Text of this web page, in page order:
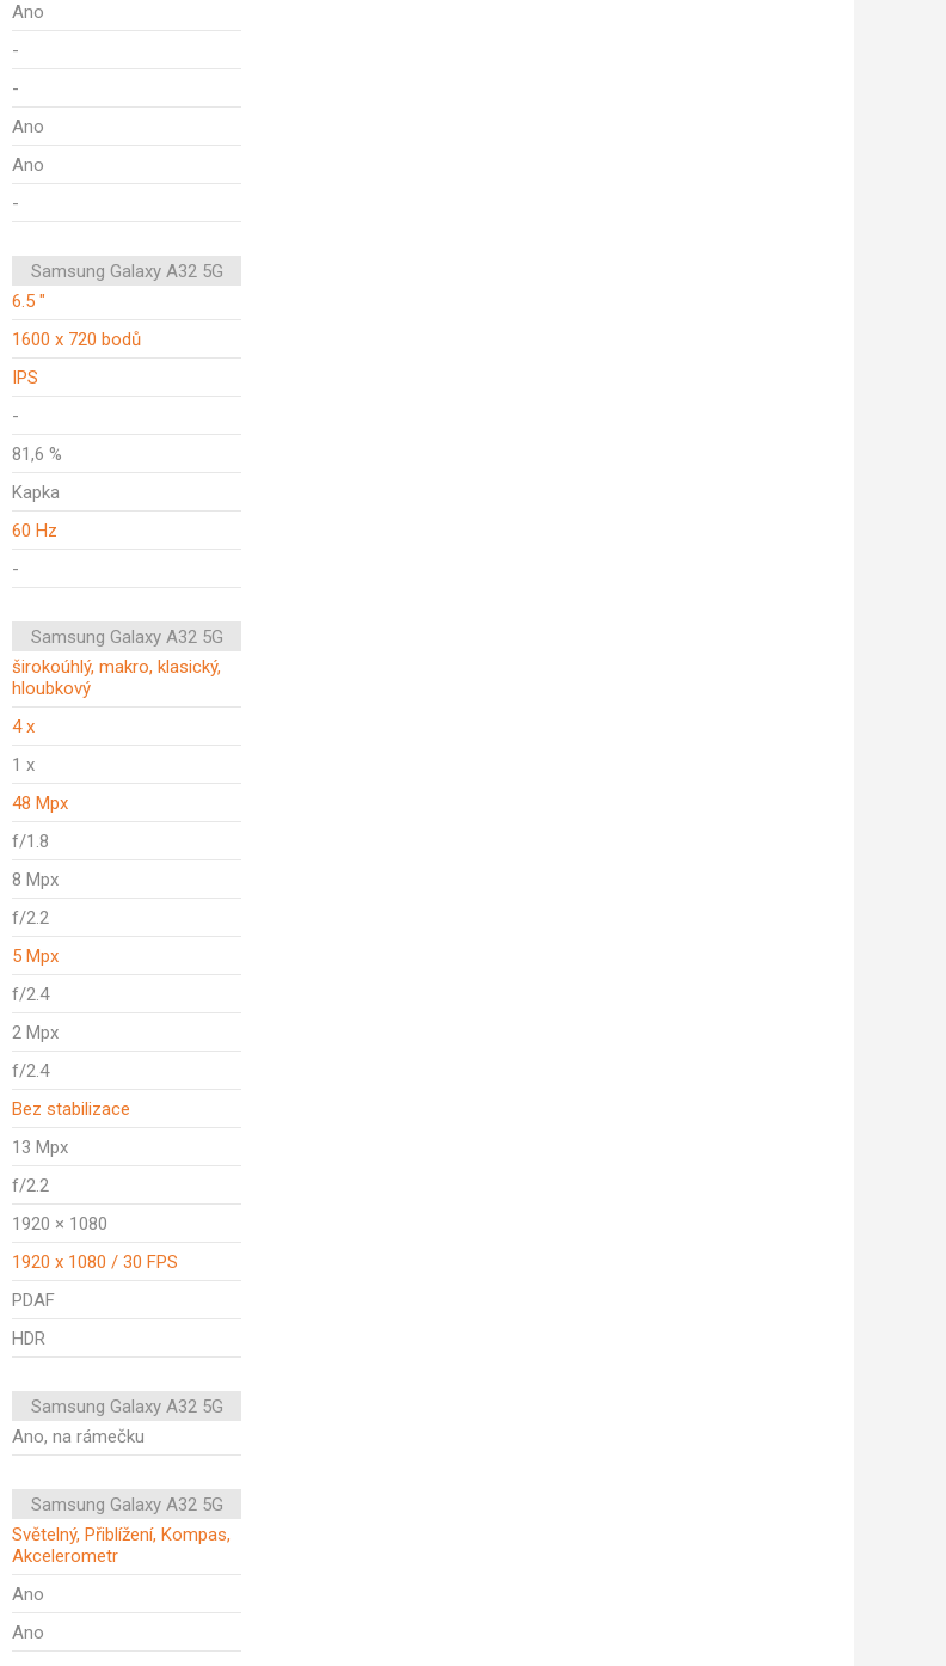
Ano
-
-
Ano
Ano
-
Samsung Galaxy A32 5G
6.5 "
1600 x 720 bodů
IPS
-
81,6 %
Kapka
60 Hz
-
Samsung Galaxy A32 5G
širokoúhlý, makro, klasický,
hloubkový
4 x
1 x
48 Mpx
f/1.8
8 Mpx
f/2.2
5 Mpx
f/2.4
2 Mpx
f/2.4
Bez stabilizace
13 Mpx
f/2.2
1920 × 1080
1920 x 1080 / 30 FPS
PDAF
HDR
Samsung Galaxy A32 5G
Ano, na rámečku
Samsung Galaxy A32 5G
Světelný, Přiblížení, Kompas,
Akcelerometr
Ano
Ano